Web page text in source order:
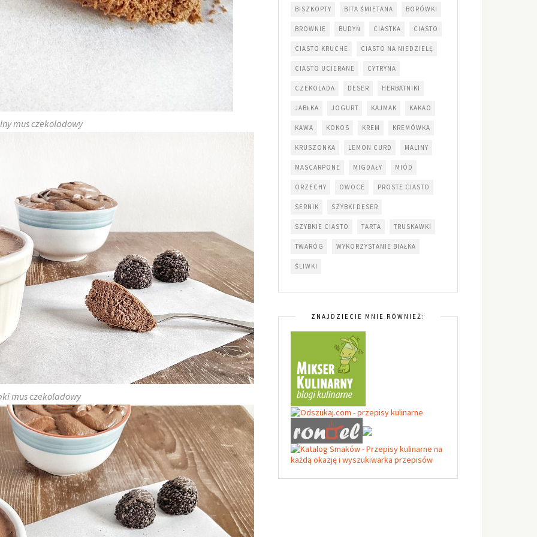
mus czekoladowy
mus czekoladowy
BISZKOPTY BITA ŚMIETANA BORÓWKI
BROWNIE BUDYŃ CIASTKA CIASTO
CIASTO KRUCHE CIASTO NA NIEDZIELĘ
CIASTO UCIERANE CYTRYNA
CZEKOLADA DESER HERBATNIKI
JABŁKA JOGURT KAJMAK KAKAO
KAWA KOKOS KREM KREMÓWKA
KRUSZONKA LEMON CURD MALINY
MASCARPONE MIGDAŁY MIÓD
ORZECHY OWOCE PROSTE CIASTO
SERNIK SZYBKI DESER
SZYBKIE CIASTO TARTA TRUSKAWKI
TWARÓG WYKORZYSTANIE BIAŁKA
ŚLIWKI
ZNAJDZIECIE MNIE RÓWNIEŻ: